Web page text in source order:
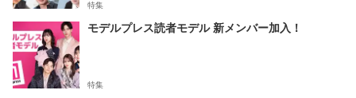
特集
モデルプレス読者モデル 新メンバー加入！
特集